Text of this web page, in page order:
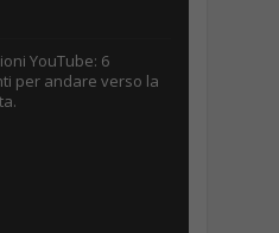
YouTube: 6
per andare verso la